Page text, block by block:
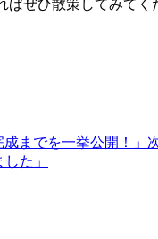
ぜひ散策してみてく
までを一挙公開！」
た」